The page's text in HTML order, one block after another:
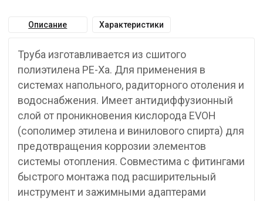
Описание Характеристики
Труба изготавливается из сшитого
полиэтилена PE-Xa. Для применения в
системах напольного, радиторного отоления и
водоснабжения. Имеет антидиффузионный
слой от проникновения кислорода EVOH
(сополимер этилена и винилового спирта) для
предотвращения коррозии элементов
системы отопления. Совместима с фитингами
быстрого монтажа под расширительный
инструмент и зажимными адаптерами